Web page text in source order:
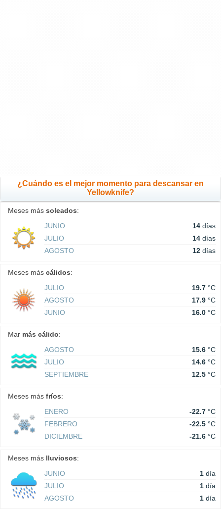
¿Cuándo es el mejor momento para descansar en
Yellowknife?
Meses más soleados:
JUNIO
14 días
JULIO
14 días
AGOSTO
12 días
Meses más cálidos:
JULIO
19.7 °C
AGOSTO
17.9 °C
JUNIO
16.0 °C
Mar más cálido:
AGOSTO
15.6 °C
JULIO
14.6 °C
SEPTIEMBRE
12.5 °C
Meses más fríos:
ENERO
-22.7 °C
FEBRERO
-22.5 °C
DICIEMBRE
-21.6 °C
Meses más lluviosos:
JUNIO
1 día
JULIO
1 día
AGOSTO
1 día